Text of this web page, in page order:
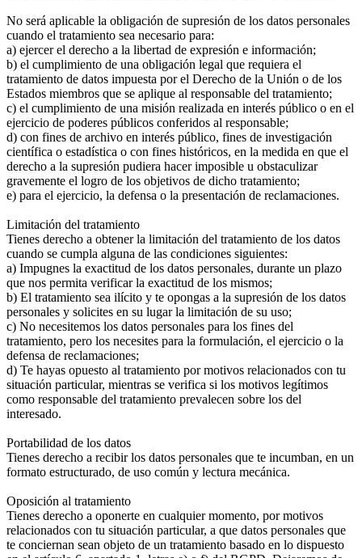
No será aplicable la obligación de supresión de los datos personales
cuando el tratamiento sea necesario para:
a) ejercer el derecho a la libertad de expresión e información;
b) el cumplimiento de una obligación legal que requiera el
tratamiento de datos impuesta por el Derecho de la Unión o de los
Estados miembros que se aplique al responsable del tratamiento;
c) el cumplimiento de una misión realizada en interés público o en el
ejercicio de poderes públicos conferidos al responsable;
d) con fines de archivo en interés público, fines de investigación
científica o estadística o con fines históricos, en la medida en que el
derecho a la supresión pudiera hacer imposible u obstaculizar
gravemente el logro de los objetivos de dicho tratamiento;
e) para el ejercicio, la defensa o la presentación de reclamaciones.
Limitación del tratamiento
Tienes derecho a obtener la limitación del tratamiento de los datos
cuando se cumpla alguna de las condiciones siguientes:
a) Impugnes la exactitud de los datos personales, durante un plazo
que nos permita verificar la exactitud de los mismos;
b) El tratamiento sea ilícito y te opongas a la supresión de los datos
personales y solicites en su lugar la limitación de su uso;
c) No necesitemos los datos personales para los fines del
tratamiento, pero los necesites para la formulación, el ejercicio o la
defensa de reclamaciones;
d) Te hayas opuesto al tratamiento por motivos relacionados con tu
situación particular, mientras se verifica si los motivos legítimos
como responsable del tratamiento prevalecen sobre los del
interesado.
Portabilidad de los datos
Tienes derecho a recibir los datos personales que te incumban, en un
formato estructurado, de uso común y lectura mecánica.
Oposición al tratamiento
Tienes derecho a oponerte en cualquier momento, por motivos
relacionados con tu situación particular, a que datos personales que
te conciernan sean objeto de un tratamiento basado en lo dispuesto